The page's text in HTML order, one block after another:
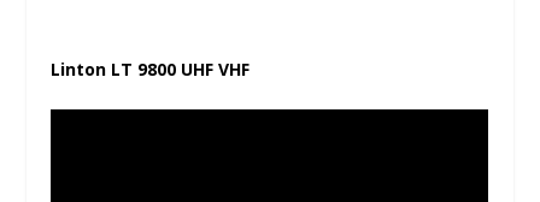
Linton LT 9800 UHF VHF